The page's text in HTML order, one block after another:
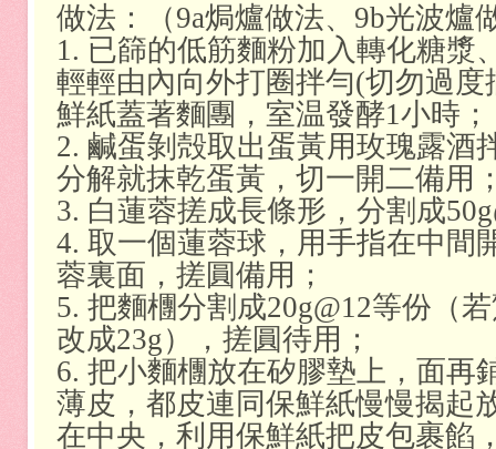
做法：（9a焗爐做法、9b光波爐
1. 已篩的低筋麵粉加入轉化糖漿
輕輕由內向外打圈拌勻(切勿過
鮮紙蓋著麵團，室温發酵1小時；
2. 鹹蛋剝殻取出蛋黃用玫瑰露酒
分解就抹乾蛋黃，切一開二備用
3. 白蓮蓉搓成長條形，分割成
4. 取一個蓮蓉球，用手指在中間
蓉裏面，搓圓備用；
5. 把麵檲分割成20g@12等份（
改成23g），搓圓待用；
6. 把小麵檲放在矽膠墊上，面再
薄皮，都皮連同保鮮紙慢慢揭起
在中央，利用保鮮紙把皮包裹餡